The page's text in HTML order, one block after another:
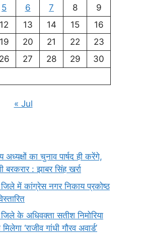
5 6 7 8
9
12 13 14 15
16
19 20 21 22
23
26 27 28 29
30
« Jul
का चुनाव पार्षद ही करेंगे,
बरकरार : झाबर सिंह खर्रा
में कांग्रेस नगर निकाय प्रकोष्ठ
के अधिवक्ता सतीश निमोरिया
‘राजीव गांधी गौरव अवार्ड’